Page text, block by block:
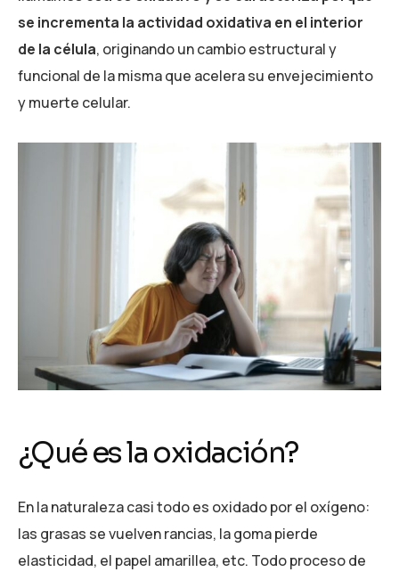
se incrementa la actividad oxidativa en el interior
de la célula, originando un cambio estructural y
funcional de la misma que acelera su envejecimiento
y muerte celular.
¿Qué es la oxidación?
En la naturaleza casi todo es oxidado por el oxígeno:
las grasas se vuelven rancias, la goma pierde
elasticidad, el papel amarillea, etc. Todo proceso de